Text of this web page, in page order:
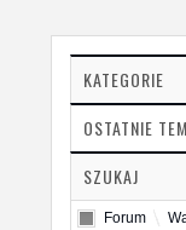
KATEGORIE
OSTATNIE
SZUKAJ
Forum